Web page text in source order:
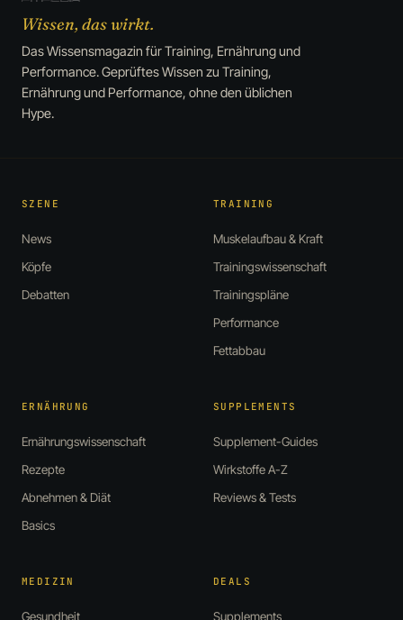
Wissen, das wirkt.
Das Wissensmagazin für Training, Ernährung und
Performance. Geprüftes Wissen zu Training,
Ernährung und Performance, ohne den üblichen
Hype.
SZENE
News
Köpfe
Debatten
TRAINING
Muskelaufbau & Kraft
Trainingswissenschaft
Trainingspläne
Performance
Fettabbau
ERNÄHRUNG
Ernährungswissenschaft
Rezepte
Abnehmen & Diät
Basics
SUPPLEMENTS
Supplement-Guides
Wirkstoffe A-Z
Reviews & Tests
MEDIZIN
Gesundheit
DEALS
Supplements